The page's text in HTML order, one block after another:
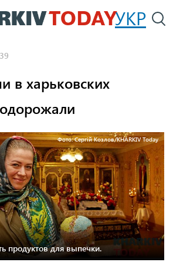
Перейти
к
УКР
в харьковских
Фото: Сергій Козлов/KHARKIV Today
продуктов для выпечки.